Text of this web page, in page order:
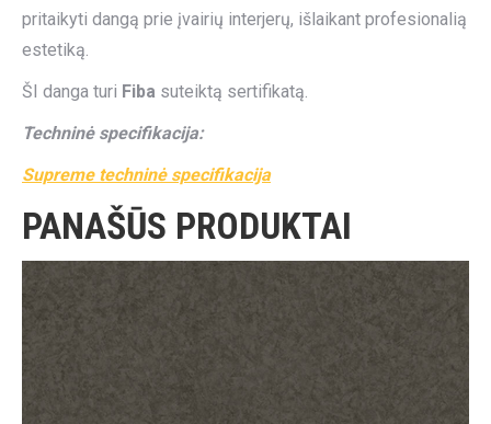
pritaikyti dangą prie įvairių interjerų, išlaikant profesionalią
estetiką.
ŠI danga turi Fiba suteiktą sertifikatą.
Techninė specifikacija:
Supreme techninė specifikacija
PANAŠŪS PRODUKTAI